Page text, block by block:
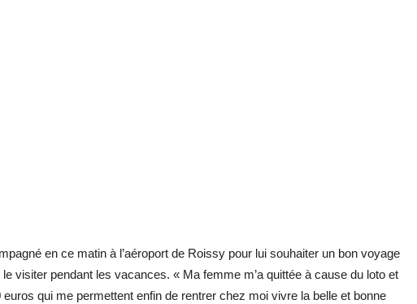
en ce matin à l’aéroport de Roissy pour lui souhaiter un bon voyage
le visiter pendant les vacances. « Ma femme m’a quittée à cause du loto et
euros qui me permettent enfin de rentrer chez moi vivre la belle et bonne